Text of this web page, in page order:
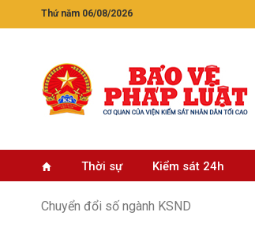
Thứ năm 06/08/2026
Thời sự Kiểm sát 24h
Chuyển đổi số ngành KSND